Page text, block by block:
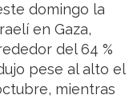
domingo la
en Gaza,
del 64 %
pese al alto el
mientras